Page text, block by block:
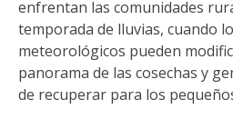
enfrentan las comunidades
temporada de lluvias, cuando
meteorológicos pueden
panorama de las cosechas y
de recuperar para los